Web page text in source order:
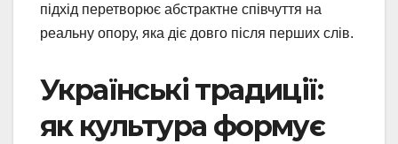
підхід перетворює абстрактне співчуття на
реальну опору, яка діє довго після перших слів.
Українські традиції:
як культура формує